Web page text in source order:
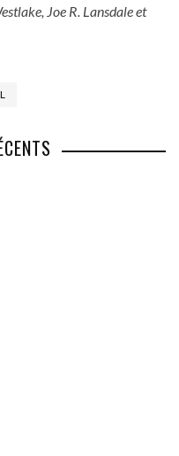
Joe R. Lansdale et